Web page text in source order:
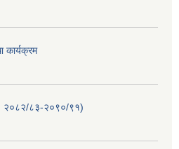
२०८२/८३-२०९०/९१)